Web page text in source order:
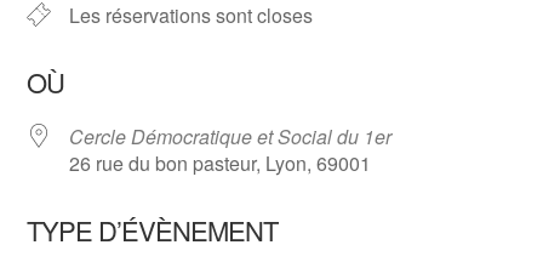
Les réservations sont closes
OÙ
Cercle Démocratique et Social du 1er
26 rue du bon pasteur, Lyon, 69001
TYPE D’ÉVÈNEMENT